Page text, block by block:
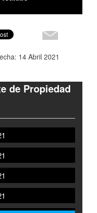
14 Abril 2021
de Propiedad